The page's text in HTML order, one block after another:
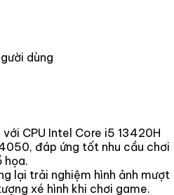
dùng
CPU Intel Core i5 13420H
đáp ứng tốt nhu cầu chơi
họa.
lại trải nghiệm hình ảnh mượt
xé hình khi chơi game.